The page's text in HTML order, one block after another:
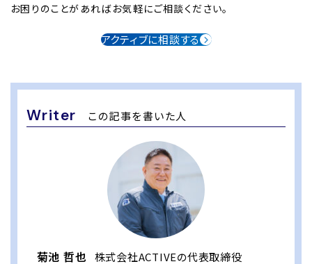
お困りのことがあればお気軽にご相談ください。
アクティブに相談する
Writer この記事を書いた人
菊池 哲也 株式会社ACTIVEの代表取締役